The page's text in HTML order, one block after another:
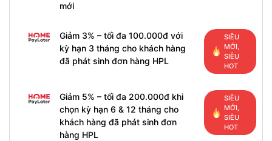
mới
Giảm 3% – tối đa 100.000đ với
kỳ hạn 3 tháng cho khách hàng
đã phát sinh đơn hàng HPL
SIÊU
MỚI,
SIÊU
HOT
Giảm 5% – tối đa 200.000đ khi
chọn kỳ hạn 6 & 12 tháng cho
khách hàng đã phát sinh đơn
hàng HPL
SIÊU
MỚI,
SIÊU
HOT